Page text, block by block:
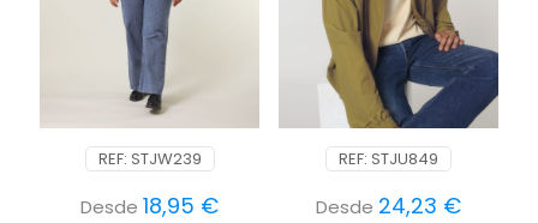
REF: STJW239
Desde18,95 €
REF: STJU849
Desde 24,23 €